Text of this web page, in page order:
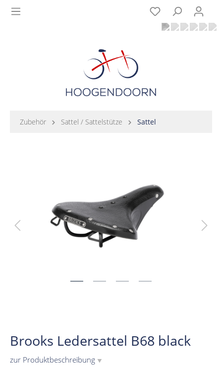
Zubehör Sattel / Sattelstütze Sattel
Brooks Ledersattel B68 black
zur Produktbeschreibung ▼